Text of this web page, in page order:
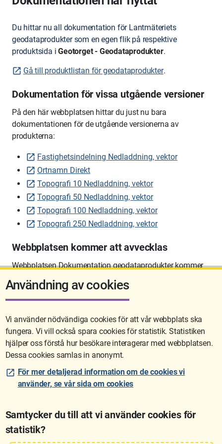
Du hittar nu all dokumentation för Lantmäteriets
geodataprodukter som en egen flik på respektive
produktsida i Geotorget - Geodataprodukter.
Gå till produktlistan för geodataprodukter.
Dokumentation för vissa utgående versioner
På den här webbplatsen hittar du just nu bara
dokumentationen för de utgående versionerna av
produkterna:
Fastighetsindelning Nedladdning, vektor
Ortnamn Direkt
Topografi 10 Nedladdning, vektor
Topografi 50 Nedladdning, vektor
Topografi 100 Nedladdning, vektor
Topografi 250 Nedladdning, vektor
Webbplatsen kommer att avvecklas
Webbplatsen Dokumentation geodataprodukter kommer
att avvecklas på sikt.
Sidan uppdaterades senast: 2026-06-10 12:58
Användning av cookies
Vi använder nödvändiga cookies för att vår webbplats ska
fungera. Vi vill också spara cookies för statistik. Statistiken
hjälper oss förstå hur besökare interagerar med webbplatsen.
Dessa cookies samlas in anonymt.
För mer detaljerad information om de cookies vi
använder, se vår sida om cookies
Samtycker du till att vi använder cookies för
statistik?
Lantmäteriet är den myndighet som kartlägger Sverige. Till våra